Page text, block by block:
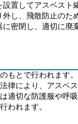
置してアスベスト
し、飛散防止のた
密閉し、適切に廃
もとで行われます。
律により、アスベ
適切な防護服や呼
われます。